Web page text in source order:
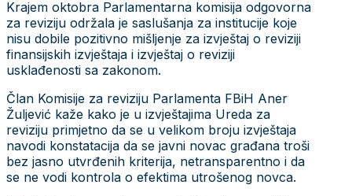
Krajem oktobra Parlamentarna komisija odgovorna
za reviziju održala je saslušanja za institucije koje
nisu dobile pozitivno mišljenje za izvještaj o reviziji
finansijskih izvještaja i izvještaj o reviziji
usklađenosti sa zakonom.
Član Komisije za reviziju Parlamenta FBiH Aner
Žuljević kaže kako je u izvještajima Ureda za
reviziju primjetno da se u velikom broju izvještaja
navodi konstatacija da se javni novac građana troši
bez jasno utvrđenih kriterija, netransparentno i da
se ne vodi kontrola o efektima utrošenog novca.